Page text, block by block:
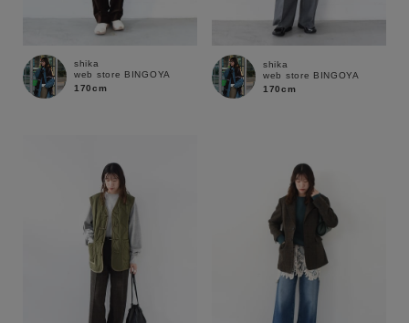
shika
web store BINGOYA
170cm
shika
web store BINGOYA
170cm